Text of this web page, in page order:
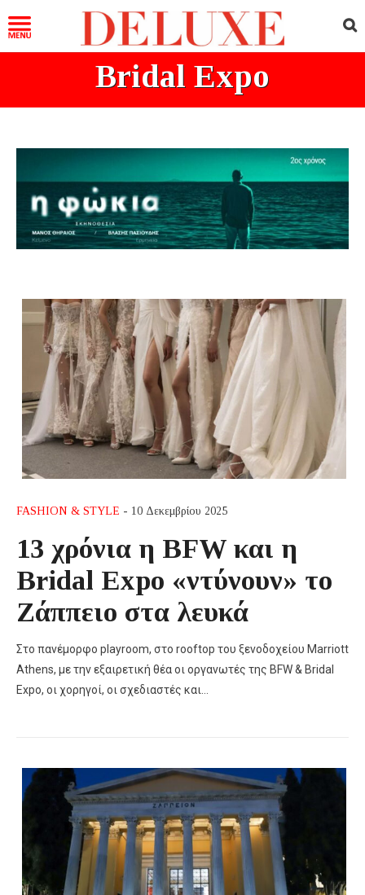
Bridal Expo
FASHION & STYLE - 10 Δεκεμβρίου 2025
13 χρόνια η BFW και η
Bridal Expo «ντύνουν» το
Ζάππειο στα λευκά
Στο πανέμορφο playroom, στο rooftop του ξενοδοχείου Marriott
Athens, με την εξαιρετική θέα οι οργανωτές της BFW & Bridal
Expo, οι χορηγοί, οι σχεδιαστές και…